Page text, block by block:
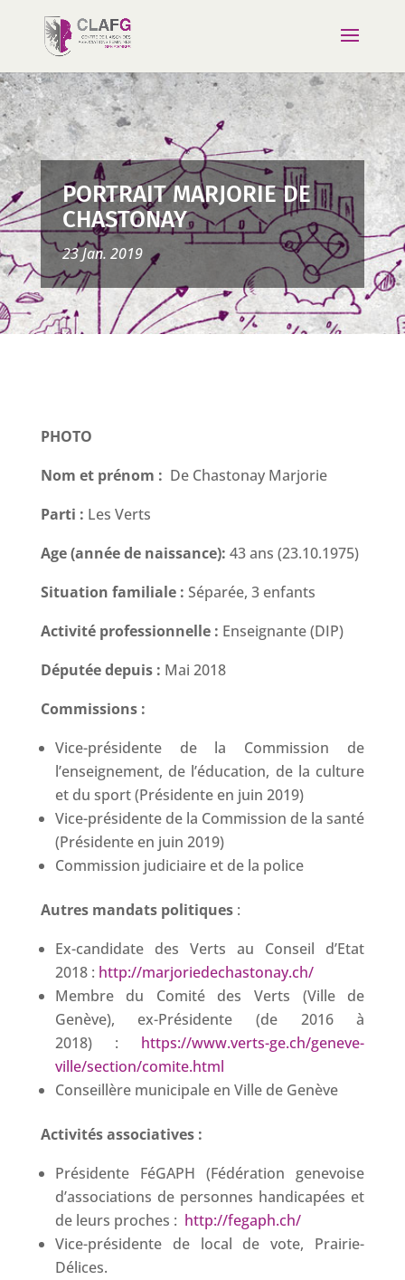
PORTRAIT MARJORIE DE
CHASTONAY
23 Jan. 2019
PHOTO
Nom et prénom : De Chastonay Marjorie
Parti : Les Verts
Age (année de naissance): 43 ans (23.10.1975)
Situation familiale : Séparée, 3 enfants
Activité professionnelle : Enseignante (DIP)
Députée depuis : Mai 2018
Commissions :
Vice-présidente de la Commission de
l’enseignement, de l’éducation, de la culture
et du sport (Présidente en juin 2019)
Vice-présidente de la Commission de la santé
(Présidente en juin 2019)
Commission judiciaire et de la police
Autres mandats politiques :
Ex-candidate des Verts au Conseil d’Etat
2018 : http://marjoriedechastonay.ch/
Membre du Comité des Verts (Ville de
Genève), ex-Présidente (de 2016 à
2018) : https://www.verts-ge.ch/geneve-
ville/section/comite.html
Conseillère municipale en Ville de Genève
Activités associatives :
Présidente FéGAPH (Fédération genevoise
d’associations de personnes handicapées et
de leurs proches : http://fegaph.ch/
Vice-présidente de local de vote, Prairie-
Délices.